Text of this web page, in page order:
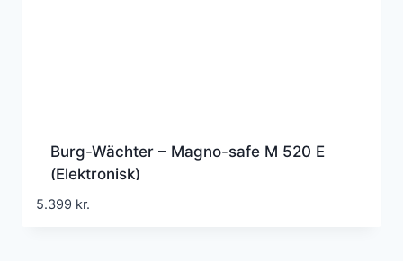
Burg-Wächter – Magno-safe M 520 E
(Elektronisk)
5.399 kr.